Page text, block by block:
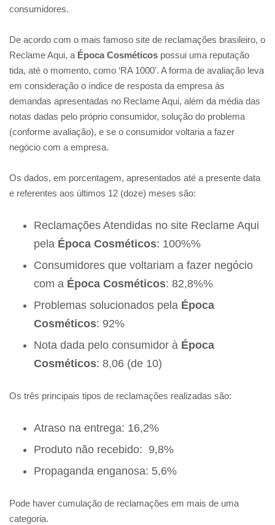
consumidores.
De acordo com o mais famoso site de reclamações brasileiro, o
Reclame Aqui, a Época Cosméticos possui uma reputação
tida, até o momento, como ‘RA 1000’. A forma de avaliação leva
em consideração o índice de resposta da empresa às
demandas apresentadas no Reclame Aqui, além da média das
notas dadas pelo próprio consumidor, solução do problema
(conforme avaliação), e se o consumidor voltaria a fazer
negócio com a empresa.
Os dados, em porcentagem, apresentados até a presente data
e referentes aos últimos 12 (doze) meses são:
Reclamações Atendidas no site Reclame Aqui
pela Época Cosméticos: 100%%
Consumidores que voltariam a fazer negócio
com a Época Cosméticos: 82,8%%
Problemas solucionados pela Época
Cosméticos: 92%
Nota dada pelo consumidor à Época
Cosméticos: 8,06 (de 10)
Os três principais tipos de reclamações realizadas são:
Atraso na entrega: 16,2%
Produto não recebido: 9,8%
Propaganda enganosa: 5,6%
Pode haver cumulação de reclamações em mais de uma
categoria.